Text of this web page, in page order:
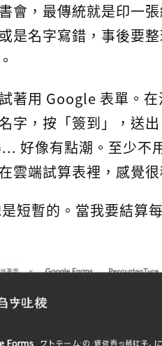
會，最傳統就是印一
是名字寫錯，事後要
著用 Google 表單。
字，按「簽到」，送
好像有點潮。至少不
雲端試算表裡，感覺很
短暫的。當我要結算